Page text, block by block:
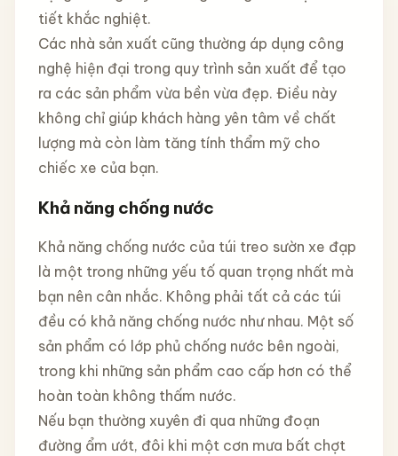
tiết khắc nghiệt.
Các nhà sản xuất cũng thường áp dụng công
nghệ hiện đại trong quy trình sản xuất để tạo
ra các sản phẩm vừa bền vừa đẹp. Điều này
không chỉ giúp khách hàng yên tâm về chất
lượng mà còn làm tăng tính thẩm mỹ cho
chiếc xe của bạn.
Khả năng chống nước
Khả năng chống nước của túi treo sườn xe đạp
là một trong những yếu tố quan trọng nhất mà
bạn nên cân nhắc. Không phải tất cả các túi
đều có khả năng chống nước như nhau. Một số
sản phẩm có lớp phủ chống nước bên ngoài,
trong khi những sản phẩm cao cấp hơn có thể
hoàn toàn không thấm nước.
Nếu bạn thường xuyên đi qua những đoạn
đường ẩm ướt, đôi khi một cơn mưa bất chợt